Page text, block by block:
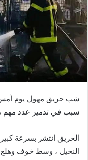
شب حريق مهول يوم أمس
سبب في تدمير عدد مهم
الحريق انتشر بسرعة
النخيل ، وسط خوف وهلع